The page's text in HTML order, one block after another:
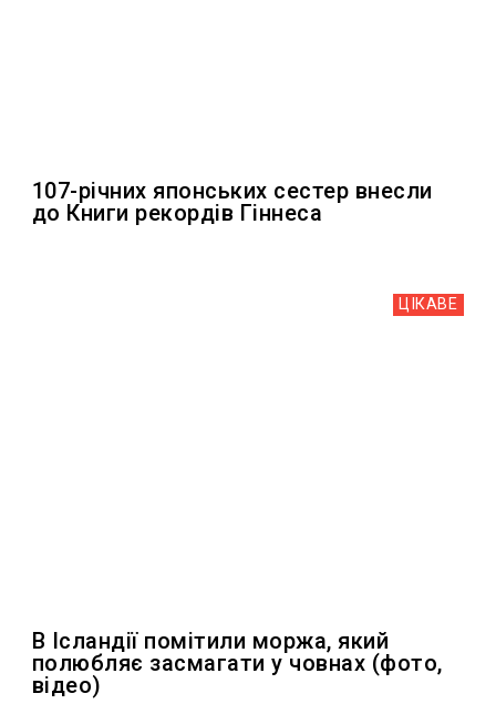
107-річних японських сестер внесли
до Книги рекордів Гіннеса
ЦІКАВЕ
В Ісландії помітили моржа, який
полюбляє засмагати у човнах (фото,
відео)